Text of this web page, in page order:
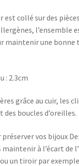
est collé sur des
l’ensemble
maintenir une bonne
: 2.3cm
grâce au cuir, les
des boucles d’oreilles.
vos bijoux
maintenir à l’écart de
un tiroir par